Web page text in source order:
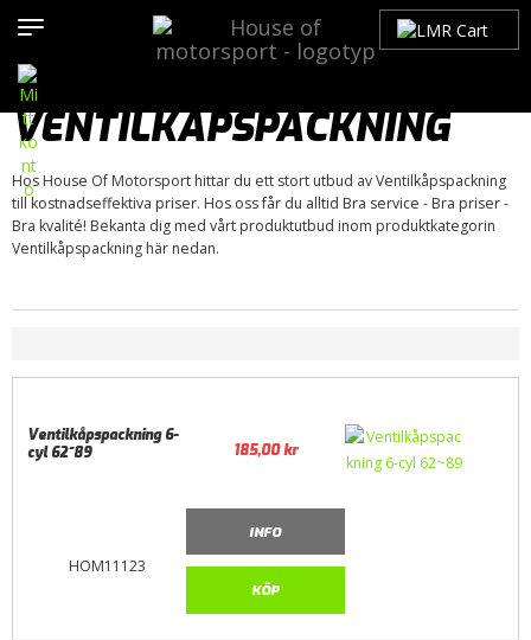
>Bilmärken>Chevrolet>Biscayne>Biscayne
65-70
VENTILKÅPSPACKNING
Hos House Of Motorsport hittar du ett stort utbud av Ventilkåpspackning
till kostnadseffektiva priser. Hos oss får du alltid Bra service - Bra priser -
Bra kvalité! Bekanta dig med vårt produktutbud inom produktkategorin
Ventilkåpspackning här nedan.
HOM11123
Ventilkåpspackning 6-
cyl 62~89
185,00kr
INFO
KÖP